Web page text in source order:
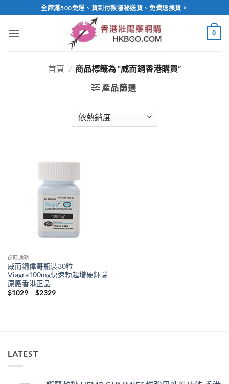
to
content
全館滿500免運、貨到付款隱秘送貨、免費退換貨。
0
首頁 / 商品標籤為 “威而鋼香港購買”
產品篩選
延時助勃
威而鋼偉哥瓶裝30粒
Viagra100mg快速勃起增硬輝瑞
原廠香港正品
$1029 – $2329Price
LATEST